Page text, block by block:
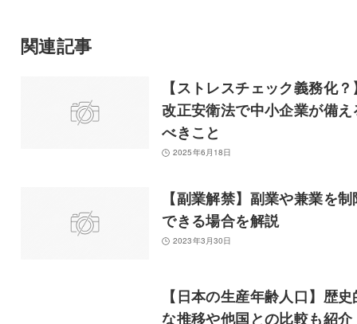
関連記事
【ストレスチェック義務化？
改正安衛法で中小企業が備え
べきこと
2025年6月18日
【副業解禁】副業や兼業を制
できる場合を解説
2023年3月30日
【日本の生産年齢人口】歴史
な推移や他国との比較も紹介